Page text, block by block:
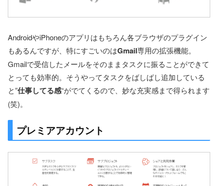
AndroidやiPhoneのアプリはもちろん各ブラウザのプラグイン
もあるんですが、特にすごいのはGmail専用の拡張機能。
Gmailで受信したメールをそのままタスクに振ることができて
とっても効率的。そうやってタスクをばしばし追加している
と”仕事してる感“がでてくるので、妙な充実感まで得られます
(笑)。
プレミアアカウント